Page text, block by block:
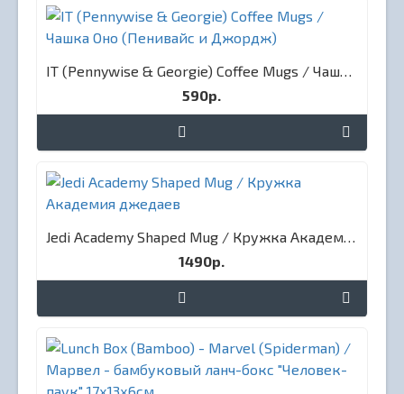
IT (Pennywise & Georgie) Coffee Mugs / Чашка Оно (Пенивайс и Джордж)
590р.
Jedi Academy Shaped Mug / Кружка Академия джедаев
1490р.